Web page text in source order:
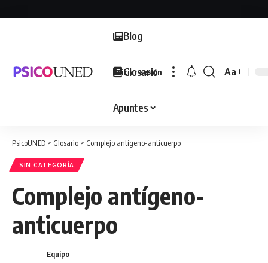
Blog
Glosario
Apuntes
Iniciar sesión
Font
Aa
PsicoUNED > Glosario > Complejo antígeno-anticuerpo
SIN CATEGORÍA
Complejo antígeno-
anticuerpo
Equipo